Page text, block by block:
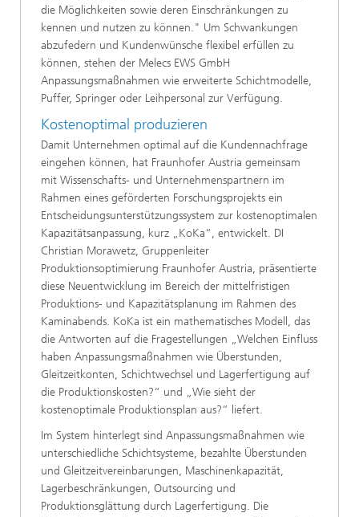
die Möglichkeiten sowie deren Einschränkungen zu
kennen und nutzen zu können." Um Schwankungen
abzufedern und Kundenwünsche flexibel erfüllen zu
können, stehen der Melecs EWS GmbH
Anpassungsmaßnahmen wie erweiterte Schichtmodelle,
Puffer, Springer oder Leihpersonal zur Verfügung.
Kostenoptimal produzieren
Damit Unternehmen optimal auf die Kundennachfrage
eingehen können, hat Fraunhofer Austria gemeinsam
mit Wissenschafts- und Unternehmenspartnern im
Rahmen eines geförderten Forschungsprojekts ein
Entscheidungsunterstützungssystem zur kostenoptimalen
Kapazitätsanpassung, kurz „KoKa“, entwickelt. DI
Christian Morawetz, Gruppenleiter
Produktionsoptimierung Fraunhofer Austria, präsentierte
diese Neuentwicklung im Bereich der mittelfristigen
Produktions- und Kapazitätsplanung im Rahmen des
Kaminabends. KoKa ist ein mathematisches Modell, das
die Antworten auf die Fragestellungen „Welchen Einfluss
haben Anpassungsmaßnahmen wie Überstunden,
Gleitzeitkonten, Schichtwechsel und Lagerfertigung auf
die Produktionskosten?“ und „Wie sieht der
kostenoptimale Produktionsplan aus?“ liefert.
Im System hinterlegt sind Anpassungsmaßnahmen wie
unterschiedliche Schichtsysteme, bezahlte Überstunden
und Gleitzeitvereinbarungen, Maschinenkapazität,
Lagerbeschränkungen, Outsourcing und
Produktionsglättung durch Lagerfertigung. Die